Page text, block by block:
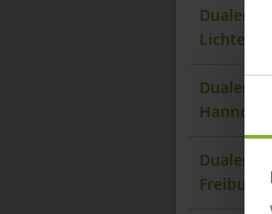
Dualer
Dualer
Dualer
Freiburg